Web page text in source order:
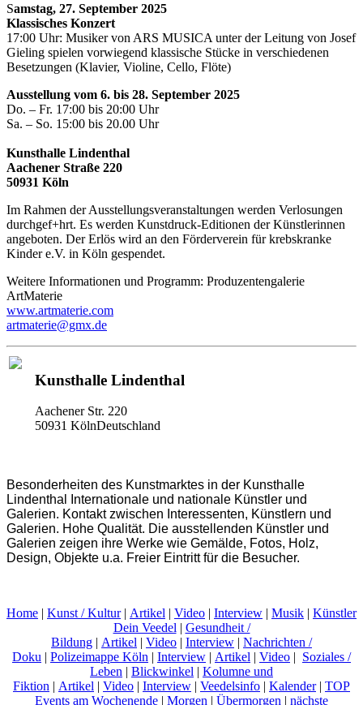
Samstag, 27. September 2025
Klassisches Konzert
17:00 Uhr: Musiker von ARS MUSICA unter der Leitung von Josef
Gieling spielen vorwiegend klassische Stücke in verschiedenen
Besetzungen (Klavier, Violine, Cello, Flöte)
Ausstellung vom 6. bis 28. September 2025
Do. – Fr. 17:00 bis 20:00 Uhr
Sa. – So. 15:00 bis 20.00 Uhr
Kunsthalle Lindenthal
Aachener Straße 220
50931 Köln
Im Rahmen der Ausstellungsveranstaltungen werden Verlosungen
durchgef+hrt. Es werden Kunstdruck-Editionen der Künstlerinnen
angeboten. Der Erlös wird an den Förderverein für krebskranke
Kinder e.V. in Köln gespendet.
Weitere Informationen und Programm: Produzentengalerie
ArtMaterie
www.artmaterie.com
artmaterie@gmx.de
Kunsthalle Lindenthal
Aachener Str. 220
50931 KölnDeutschland
Besonderheiten des Kunstmarktes in der Kunsthalle
Lindenthal Internationale und nationale Künstler und
Galerien. Kontakt zwischen Interessenten, Künstlern und
Galerien. Hohe Qualität. Die ausstellenden Künstler und
Galerien zeigen ihre Werke wie Gemälde, Fotos, Holz,
Design, Objekte u.a. Freier Eintritt für die Besucher.
Home | Kunst / Kultur| Artikel | Video | Interview | Musik | Künstler
Dein Veedel | Gesundheit /
Bildung | Artikel | Video | Interview | Nachrichten /
Doku | Polizeimappe Köln | Interview | Artikel | Video | Soziales /
Leben | Blickwinkel | Kolumne und
Fiktion | Artikel | Video | Interview | Veedelsinfo | Kalender| TOP
Events am Wochenende | Morgen | Übermorgen | nächste